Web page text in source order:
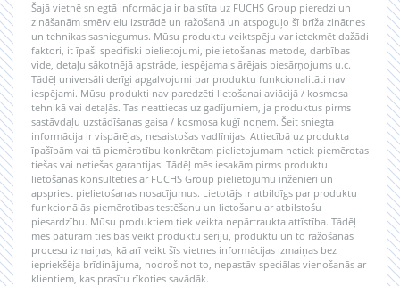
Šajā vietnē sniegtā informācija ir balstīta uz FUCHS Group pieredzi un
zināšanām smērvielu izstrādē un ražošanā un atspoguļo šī brīža zinātnes
un tehnikas sasniegumus. Mūsu produktu veiktspēju var ietekmēt dažādi
faktori, it īpaši specifiski pielietojumi, pielietošanas metode, darbības
vide, detaļu sākotnējā apstrāde, iespējamais ārējais piesārņojums u.c.
Tādēļ universāli derīgi apgalvojumi par produktu funkcionalitāti nav
iespējami. Mūsu produkti nav paredzēti lietošanai aviācijā / kosmosa
tehnikā vai detaļās. Tas neattiecas uz gadījumiem, ja produktus pirms
sastāvdaļu uzstādīšanas gaisa / kosmosa kuģī noņem. Šeit sniegta
informācija ir vispārējas, nesaistošas vadlīnijas. Attiecībā uz produkta
īpašībām vai tā piemērotību konkrētam pielietojumam netiek piemērotas
tiešas vai netiešas garantijas. Tādēļ mēs iesakām pirms produktu
lietošanas konsultēties ar FUCHS Group pielietojumu inženieri un
apspriest pielietošanas nosacījumus. Lietotājs ir atbildīgs par produktu
funkcionālās piemērotības testēšanu un lietošanu ar atbilstošu
piesardzību. Mūsu produktiem tiek veikta nepārtraukta attīstība. Tādēļ
mēs paturam tiesības veikt produktu sēriju, produktu un to ražošanas
procesu izmaiņas, kā arī veikt šīs vietnes informācijas izmaiņas bez
iepriekšēja brīdinājuma, nodrošinot to, nepastāv speciālas vienošanās ar
klientiem, kas prasītu rīkoties savādāk.